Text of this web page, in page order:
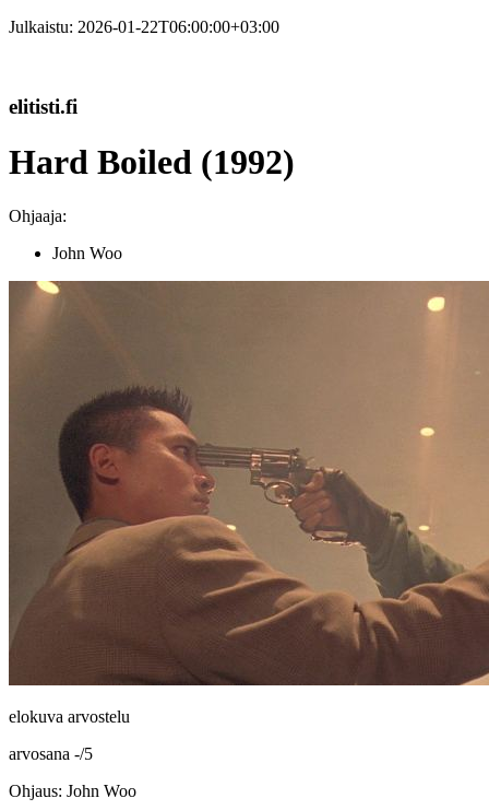
Julkaistu: 2026-01-22T06:00:00+03:00
elitisti.fi
Hard Boiled (1992)
Ohjaaja:
John Woo
elokuva arvostelu
arvosana -/5
Ohjaus: John Woo